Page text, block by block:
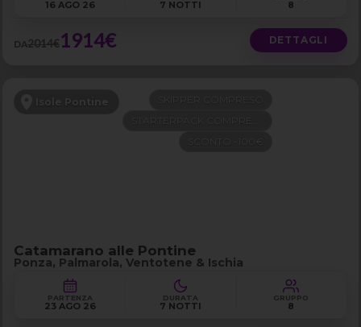
16 AGO 26 7 NOTTI 8
DA2014€1914€ DETTAGLI
Isole Pontine
Catamarano alle Pontine
Ponza, Palmarola, Ventotene & Ischia
PARTENZA
23 AGO 26
DURATA
7 NOTTI
GRUPPO
8